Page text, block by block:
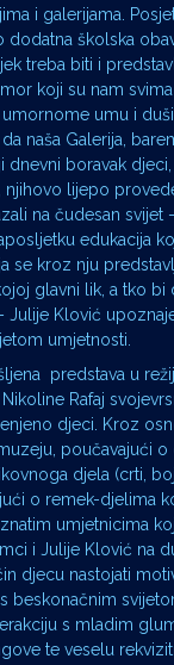
i galerijama.
dodatna školska
treba biti i
koji su nam svima
umu i
naša Galerija,
dnevni boravak
njihovo lijepo
na čudesan svijet
edukacija
se kroz nju
glavni lik, a tko bi
Julije Klović
umjetnosti.
predstava u
Rafaj
djeci. Kroz
poučavajući o
djela (crti,
o remek-djelima
umjetnicima
i Julije Klović na
djecu nastojati
beskonačnim
s mladim
te veselu